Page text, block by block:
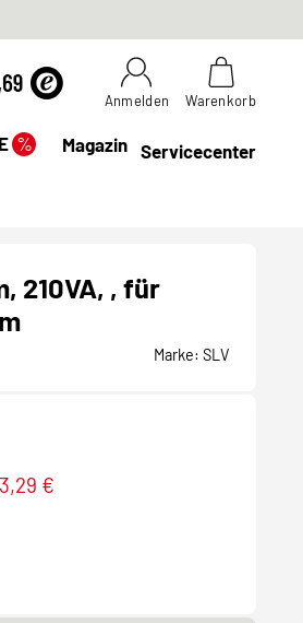
Anmelden Warenkorb
% Magazin Servicecenter
210VA, , für
Marke: SLV
€